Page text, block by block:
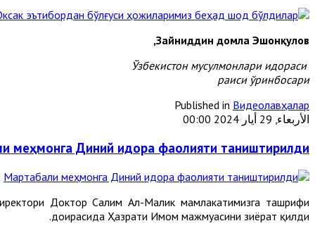
Зайниддин домла Эшонқулов,
Ўзбекистон мусулмонлари идораси
раиси ўринбосари
Published in Видеолавҳалар
الأربعاء, 29 أيار 2024 00:00
меҳмонга Диний идора фаолияти таништирилди
Доктор Салим Ал-Малик мамлакатимизга ташрифи
доирасида Ҳазрати Имом мажмуасини зиёрат қилди.